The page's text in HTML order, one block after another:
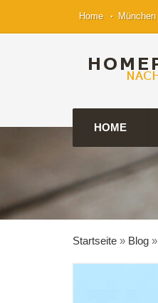
Home München
HOME
Startseite » Blog »